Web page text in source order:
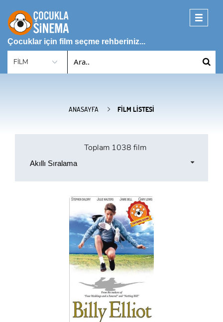
Toggle
Çocuklar için film seçme rehberiniz...
ANASAYFA FILM LISTESI
Toplam 1038 film
Akıllı Sıralama